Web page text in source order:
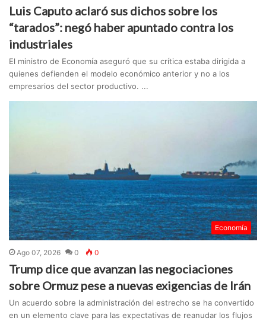
Luis Caputo aclaró sus dichos sobre los
“tarados”: negó haber apuntado contra los
industriales
El ministro de Economía aseguró que su crítica estaba dirigida a
quienes defienden el modelo económico anterior y no a los
empresarios del sector productivo. ...
Economía
Ago 07, 2026 0 0
Trump dice que avanzan las negociaciones
sobre Ormuz pese a nuevas exigencias de Irán
Un acuerdo sobre la administración del estrecho se ha convertido
en un elemento clave para las expectativas de reanudar los flujos